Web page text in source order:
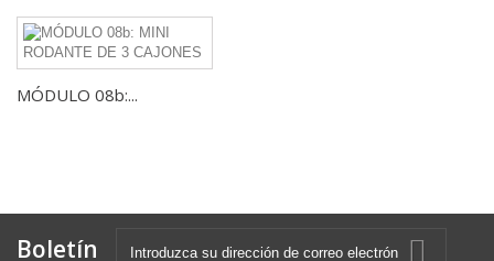
MÓDULO 08b:...
Boletín